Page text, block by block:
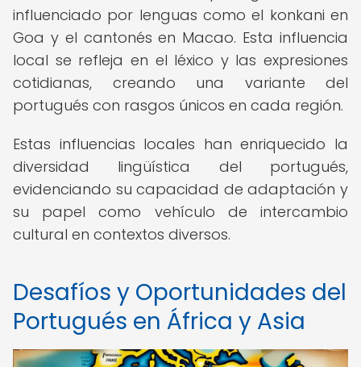
influenciado por lenguas como el konkani en
Goa y el cantonés en Macao. Esta influencia
local se refleja en el léxico y las expresiones
cotidianas, creando una variante del
portugués con rasgos únicos en cada región.
Estas influencias locales han enriquecido la
diversidad lingüística del portugués,
evidenciando su capacidad de adaptación y
su papel como vehículo de intercambio
cultural en contextos diversos.
Desafíos y Oportunidades del
Portugués en África y Asia